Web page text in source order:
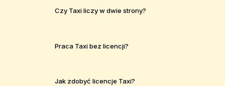
Czy Taxi liczy w dwie strony?
Praca Taxi bez licencji?
Jak zdobyć licencje Taxi?